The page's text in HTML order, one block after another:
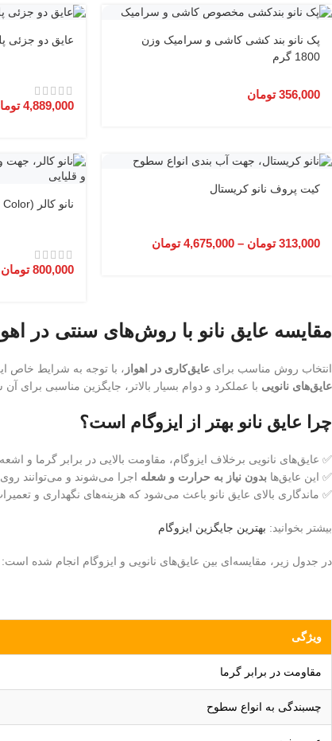
پک نانو بند کشی کاشی و سرامیک وزن
1800 گرم
356,000 تومان
عایق دو جزئی
4,889,000
کیت پروف نانو کریستال
313,000 تومان –
4,675,000 تومان
نانو کالر (Nano Color)، رنگ استخری
800,000 تومان
مقایسه عایق نانو با روش‌های سنتی در
انتخاب روش مناسب برای عایق‌کاری در اهواز ، با توجه به شرایط خاص
عایق‌های نانویی با عملکرد و دوام بسیار بالاتر، جایگزین مناسبی برای آن
چرا عایق نانو بهتر از ایزوگام است؟
✅ عایق‌های نانویی برخلاف ایزوگام، مقاومت بالایی در برابر گرما و اشعه UV دارند و در دمای بالای اهواز دچار ترک‌خوردگی و فرسودگی نمی‌شوند.
✅ این عایق‌ها بدون نیاز به حرارت و شعله اجرا می‌شوند و می‌توانند
✅ ماندگاری بالای عایق نانو باعث می‌شود که هزینه‌های نگهداری و
بیشتر بخوانید: بهترین جایگزین ایزوگام
در جدول زیر، مقایسه‌ای بین عایق‌های نانویی و ایزوگام انجام شده است:
ویژگی
مقاومت در برابر گرما
چسبندگی به انواع سطوح